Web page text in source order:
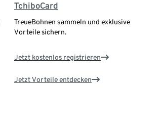
TchiboCard
TreueBohnen sammeln und exklusive
Vorteile sichern.
Jetzt kostenlos registrieren
Jetzt Vorteile entdecken